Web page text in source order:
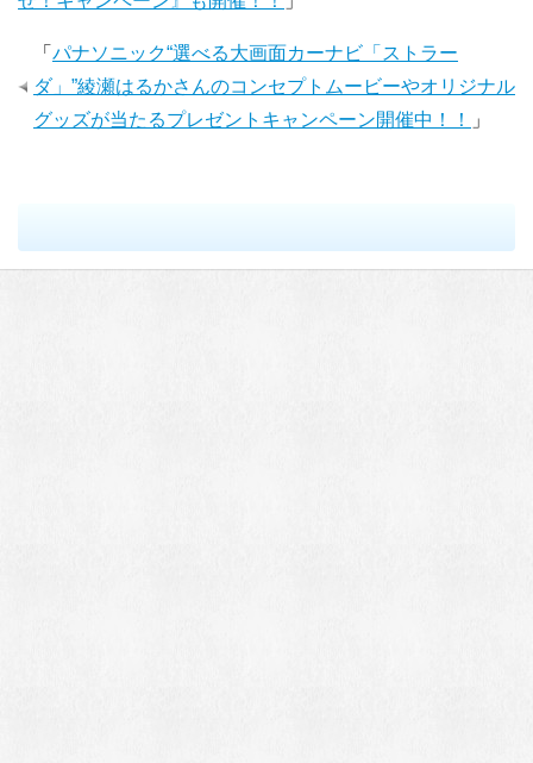
「 パナソニック“選べる大画面カーナビ「ストラー
ダ」”綾瀬はるかさんのコンセプトムービーやオリジナル
グッズが当たるプレゼントキャンペーン開催中！！
」